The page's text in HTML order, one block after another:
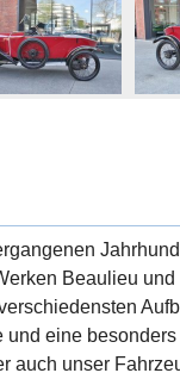
Beaulieu
und eine
auch unser